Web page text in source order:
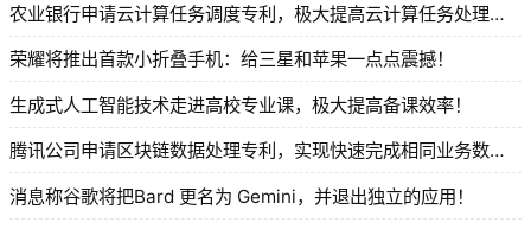
农业银行申请云计算任务调度专利，极大提高云计算任务处理效率！
荣耀将推出首款小折叠手机：给三星和苹果一点点震撼！
生成式人工智能技术走进高校专业课，极大提高备课效率！
腾讯公司申请区块链数据处理专利，实现快速完成相同业务数据的数据交换功能！
消息称谷歌将把Bard 更名为 Gemini，并退出独立的应用！